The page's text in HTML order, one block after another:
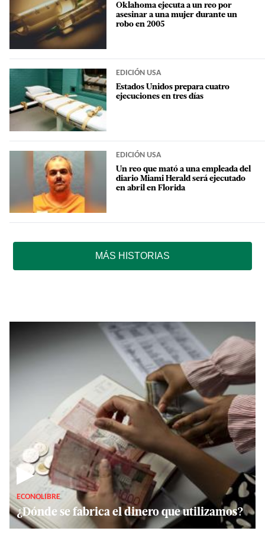
Oklahoma ejecuta a un reo por
asesinar a una mujer durante un
robo en 2005
EDICIÓN USA
Estados Unidos prepara cuatro
ejecuciones en tres días
EDICIÓN USA
Un reo que mató a una empleada del
diario Miami Herald será ejecutado
en abril en Florida
MÁS HISTORIAS
▶
ECONOLIBRE
¿Dónde se fabrica el dinero que utilizamos?